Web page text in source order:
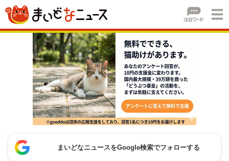
まいどなニュースをGoogle検索でフォローする